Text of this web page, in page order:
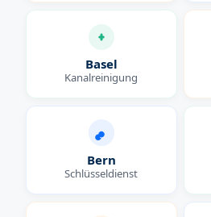
Basel
Kanalreinigung
Bern
Schlüsseldienst